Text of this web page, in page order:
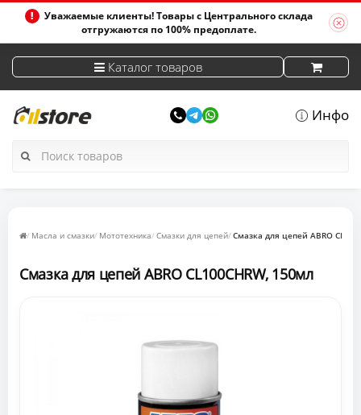
Уважаемые клиенты! Товары с Центрального склада
отгружаются по 100% предоплате.
Каталог товаров
Инфо
Масла и смазки Мототехника Смазки для цепей Смазка для цепей ABRO
Смазка для цепей ABRO CL100CHRW, 150мл